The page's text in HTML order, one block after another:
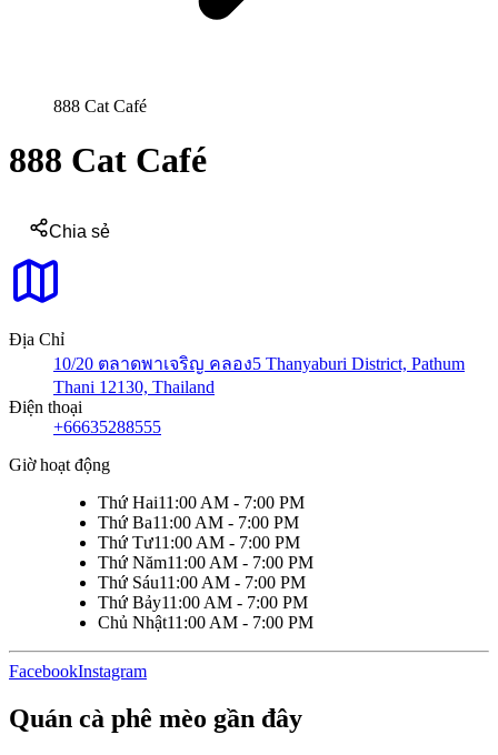
888 Cat Café
888 Cat Café
Chia sẻ
Địa Chỉ
10/20 ตลาดพาเจริญ คลอง5 Thanyaburi District, Pathum
Thani 12130, Thailand
Điện thoại
+66635288555
Giờ hoạt động
Thứ Hai11:00 AM - 7:00 PM
Thứ Ba11:00 AM - 7:00 PM
Thứ Tư11:00 AM - 7:00 PM
Thứ Năm11:00 AM - 7:00 PM
Thứ Sáu11:00 AM - 7:00 PM
Thứ Bảy11:00 AM - 7:00 PM
Chủ Nhật11:00 AM - 7:00 PM
FacebookInstagram
Quán cà phê mèo gần đây